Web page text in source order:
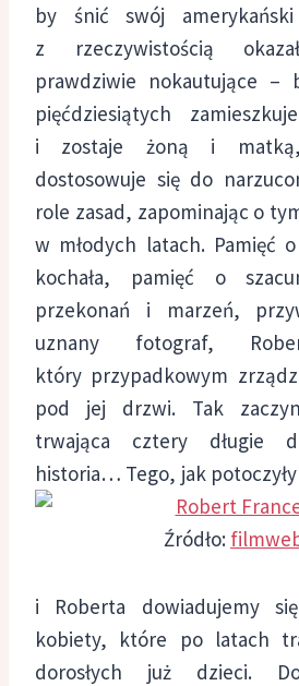
by śnić swój
z rzeczywistością
prawdziwie nokautujące
pięćdziesiątych
i zostaje żoną i matką,
dostosowuje się do
role zasad, zapominając o
w młodych latach. Pamięć
kochała, pamięć o
przekonań i marzeń,
uznany fotograf,
który przypadkowym
pod jej drzwi. Tak
trwająca cztery długie
historia…
Źródło:
Tego, jak
i Roberta dowiadujemy
kobiety, które po latach
dorosłych już dzieci.